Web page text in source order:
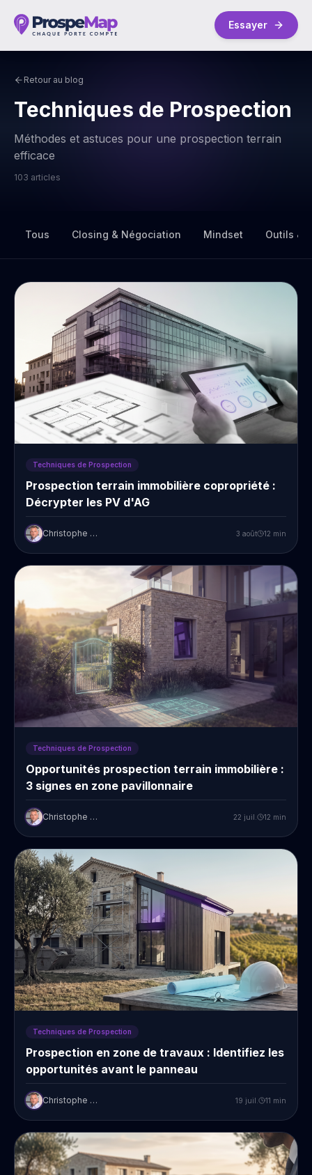
Essayer
Retour au blog
Techniques de Prospection
Méthodes et astuces pour une prospection terrain
efficace
103 articles
Tous Closing & Négociation Mindset Outils &
Techniques de Prospection
Prospection terrain immobilière copropriété :
Décrypter les PV d'AG
Christophe Prudent 3 août 12 min
Techniques de Prospection
Opportunités prospection terrain immobilière :
3 signes en zone pavillonnaire
Christophe Prudent 22 juil. 12 min
Techniques de Prospection
Prospection en zone de travaux : Identifiez les
opportunités avant le panneau
Christophe Prudent 19 juil. 11 min